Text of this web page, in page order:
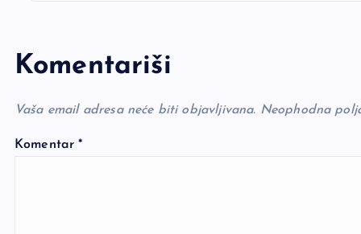
Komentariši
Vaša email adresa neće biti objavljivana. Neophodna
Komentar*